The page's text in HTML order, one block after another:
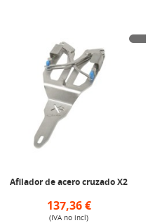
Afilador de acero cruzado X2
137,36 €
(IVA no incl)